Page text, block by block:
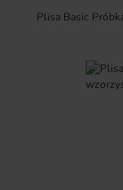
Plisa Basic
Pomiń galerię